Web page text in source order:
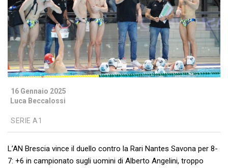
16 Gennaio 2025
Luca Beccalossi
SERIE A1
L’AN Brescia vince il duello contro la Rari Nantes Savona per 8-
7: +6 in campionato sugli uomini di Alberto Angelini, troppo